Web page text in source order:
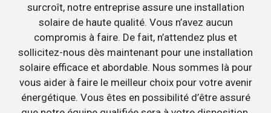
surcroît, notre entreprise assure une installation
solaire de haute qualité. Vous n’avez aucun
compromis à faire. De fait, n’attendez plus et
sollicitez-nous dès maintenant pour une installation
solaire efficace et abordable. Nous sommes là pour
vous aider à faire le meilleur choix pour votre avenir
énergétique. Vous êtes en possibilité d’être assuré